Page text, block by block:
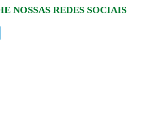
NOSSAS REDES SOCIAIS